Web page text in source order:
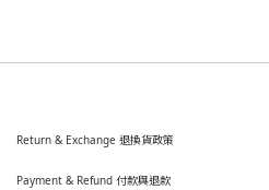
Return & Exchange 退換貨政策
Payment & Refund 付款與退款